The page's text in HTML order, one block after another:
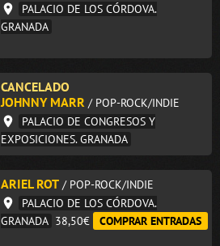
PALACIO DE LOS CÓRDOVA.
GRANADA
CANCELADO
JOHNNY MARR / POP-ROCK/INDIE
PALACIO DE CONGRESOS Y
EXPOSICIONES. GRANADA
ARIEL ROT / POP-ROCK/INDIE
PALACIO DE LOS CÓRDOVA.
GRANADA 38,50€ COMPRAR ENTRADAS